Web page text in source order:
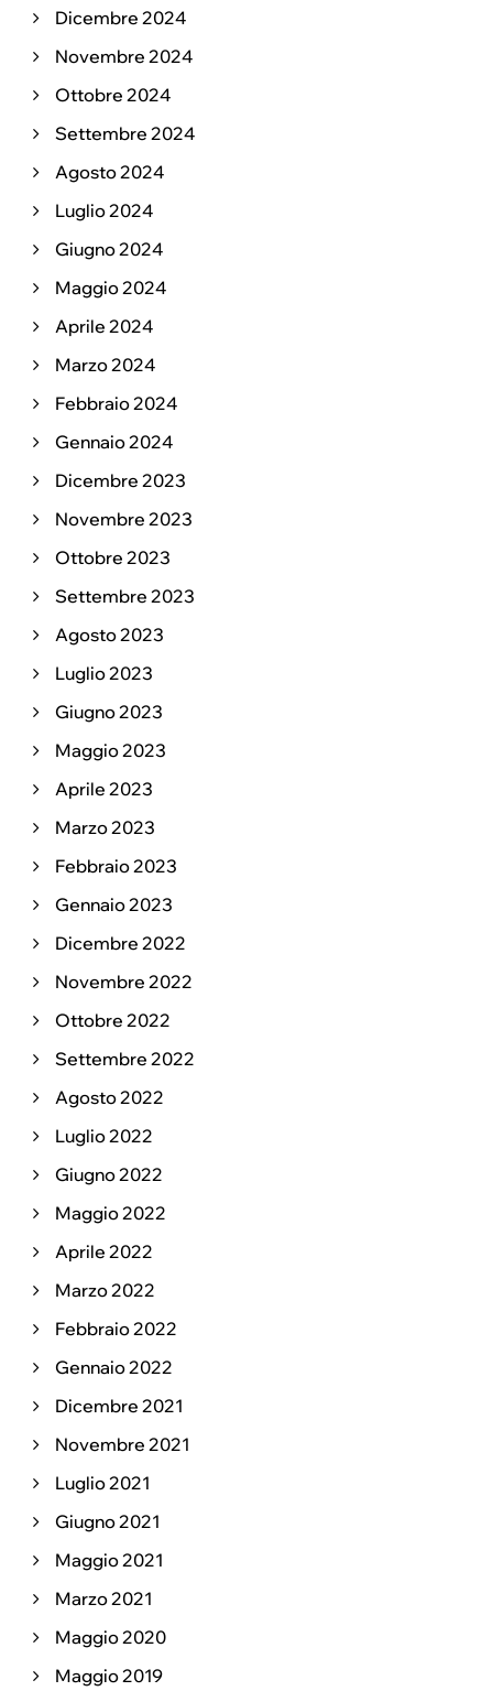
Dicembre 2024
Novembre 2024
Ottobre 2024
Settembre 2024
Agosto 2024
Luglio 2024
Giugno 2024
Maggio 2024
Aprile 2024
Marzo 2024
Febbraio 2024
Gennaio 2024
Dicembre 2023
Novembre 2023
Ottobre 2023
Settembre 2023
Agosto 2023
Luglio 2023
Giugno 2023
Maggio 2023
Aprile 2023
Marzo 2023
Febbraio 2023
Gennaio 2023
Dicembre 2022
Novembre 2022
Ottobre 2022
Settembre 2022
Agosto 2022
Luglio 2022
Giugno 2022
Maggio 2022
Aprile 2022
Marzo 2022
Febbraio 2022
Gennaio 2022
Dicembre 2021
Novembre 2021
Luglio 2021
Giugno 2021
Maggio 2021
Marzo 2021
Maggio 2020
Maggio 2019